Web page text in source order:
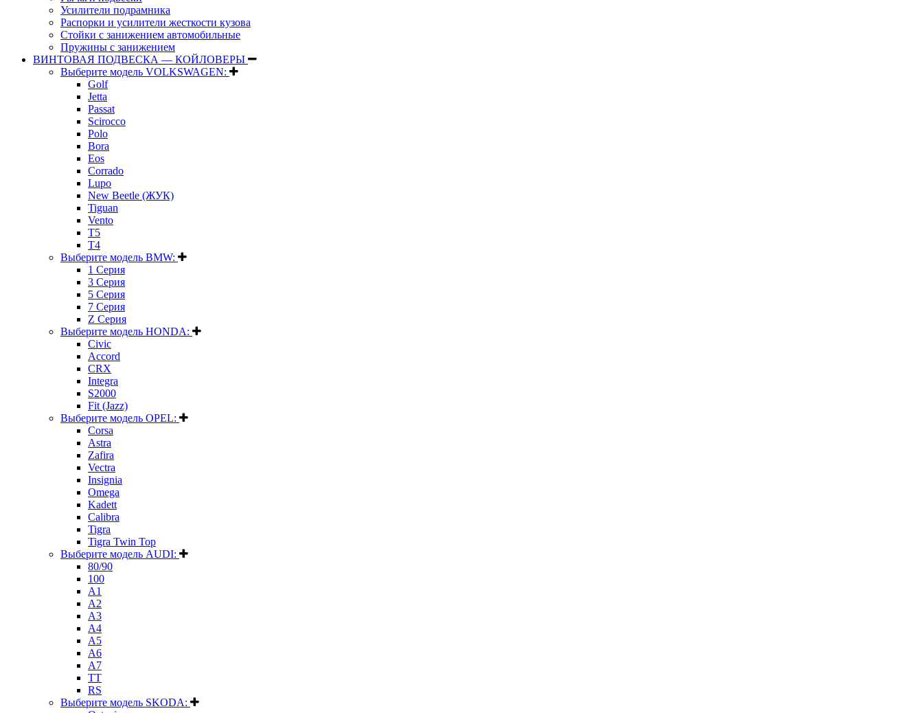
Усилители подрамника
Распорки и усилители жесткости кузова
Стойки с занижением автомобильные
Пружины с занижением
ВИНТОВАЯ ПОДВЕСКА — КОЙЛОВЕРЫ
Выберите модель VOLKSWAGEN:
Golf
Jetta
Passat
Scirocco
Polo
Bora
Eos
Corrado
Lupo
New Beetle (ЖУК)
Tiguan
Vento
T5
T4
Выберите модель BMW:
1 Серия
3 Серия
5 Серия
7 Серия
Z Серия
Выберите модель HONDA:
Civic
Accord
CRX
Integra
S2000
Fit (Jazz)
Выберите модель OPEL:
Corsa
Astra
Zafira
Vectra
Insignia
Omega
Kadett
Calibra
Tigra
Tigra Twin Top
Выберите модель AUDI:
80/90
100
A1
A2
A3
A4
A5
A6
A7
TT
RS
Выберите модель SKODA: